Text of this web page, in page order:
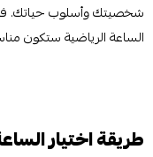
شخصيتك وأسلوب حياتك.
الساعة الرياضية ستكون
طريقة اختيار